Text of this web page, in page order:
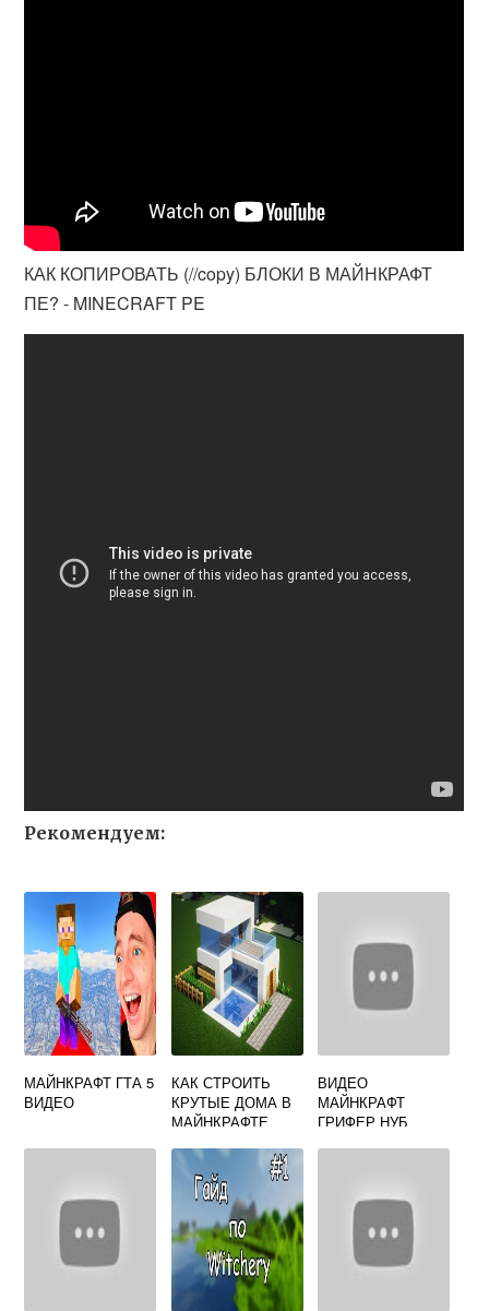
КАК КОПИРОВАТЬ (//copy) БЛОКИ В МАЙНКРАФТ
ПЕ? - MINECRAFT PE
Рекомендуем:
МАЙНКРАФТ ГТА 5
ВИДЕО
КАК СТРОИТЬ
КРУТЫЕ ДОМА В
МАЙНКРАФТЕ
ВИДЕО
МАЙНКРАФТ
ГРИФЕР НУБ